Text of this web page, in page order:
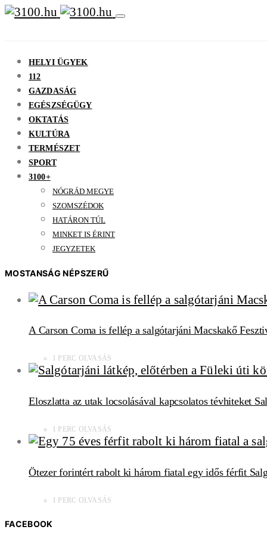
HELYI ÜGYEK
112
GAZDASÁG
EGÉSZSÉGÜGY
OKTATÁS
KULTÚRA
TERMÉSZET
SPORT
3100+
NÓGRÁD MEGYE
SZOMSZÉDOK
HATÁRON TÚL
MINKET IS ÉRINT
JEGYZETEK
MOSTANSÁG NÉPSZERŰ
A Carson Coma is fellép a salgótarjáni Macskakő
1 PERC OLVASÁS
Eloszlatta az utak locsolásával kapcsolatos tévhiteket
1 PERC OLVASÁS
Ötezer forintért rabolt ki három fiatal egy idős férfit
1 PERC OLVASÁS
FACEBOOK